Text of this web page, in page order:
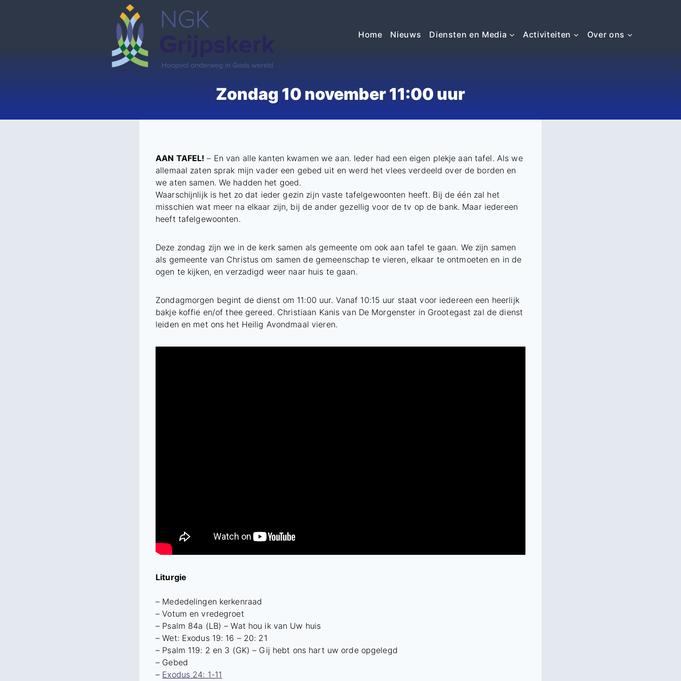
Home Nieuws Diensten en Media Activiteiten Over ons
Zondag 10 november 11:00 uur
AAN TAFEL! – En van alle kanten kwamen we aan. Ieder had een eigen plekje aan tafel. Als we
allemaal zaten sprak mijn vader een gebed uit en werd het vlees verdeeld over de borden en
we aten samen. We hadden het goed.
Waarschijnlijk is het zo dat ieder gezin zijn vaste tafelgewoonten heeft. Bij de één zal het
misschien wat meer na elkaar zijn, bij de ander gezellig voor de tv op de bank. Maar iedereen
heeft tafelgewoonten.
Deze zondag zijn we in de kerk samen als gemeente om ook aan tafel te gaan. We zijn samen
als gemeente van Christus om samen de gemeenschap te vieren, elkaar te ontmoeten en in de
ogen te kijken, en verzadigd weer naar huis te gaan.
Zondagmorgen begint de dienst om 11:00 uur. Vanaf 10:15 uur staat voor iedereen een heerlijk
bakje koffie en/of thee gereed. Christiaan Kanis van De Morgenster in Grootegast zal de dienst
leiden en met ons het Heilig Avondmaal vieren.
Liturgie
– Mededelingen kerkenraad
– Votum en vredegroet
– Psalm 84a (LB) – Wat hou ik van Uw huis
– Wet: Exodus 19: 16 – 20: 21
– Psalm 119: 2 en 3 (GK) – Gij hebt ons hart uw orde opgelegd
– Gebed
– Exodus 24: 1-11